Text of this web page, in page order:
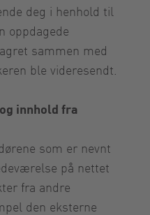
deg i henhold til
oppdagede
sammen med
ble videresendt.
innhold fra
som er nevnt
på nettet
fra andre
den eksterne